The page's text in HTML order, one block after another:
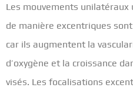
Les mouvements
de manière excentriques
car ils augmentent la
d’oxygène et la croissance
visés. Les focalisations